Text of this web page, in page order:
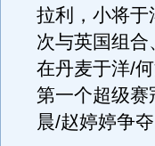
拉利，小将于
次与英国组
在丹麦于洋/
第一个超级赛
晨/赵婷婷争